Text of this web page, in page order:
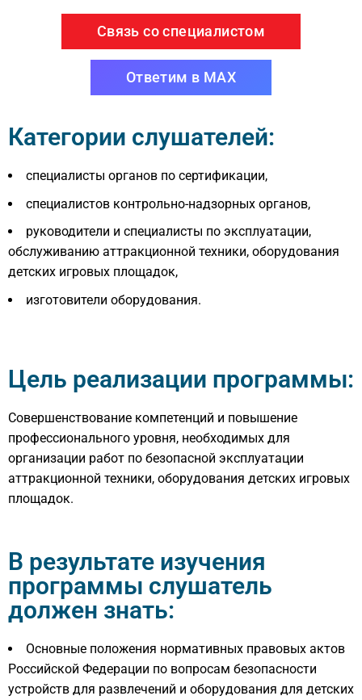
Связь со специалистом
Ответим в MAX
Категории слушателей:
специалисты органов по сертификации,
специалистов контрольно-надзорных органов,
руководители и специалисты по эксплуатации,
обслуживанию аттракционной техники, оборудования
детских игровых площадок,
изготовители оборудования.
Цель реализации программы:
Cовершенствование компетенций и повышение
профессионального уровня, необходимых для
организации работ по безопасной эксплуатации
аттракционной техники, оборудования детских игровых
площадок.
В результате изучения
программы слушатель
должен знать:
Основные положения нормативных правовых актов
Российской Федерации по вопросам безопасности
устройств для развлечений и оборудования для детских